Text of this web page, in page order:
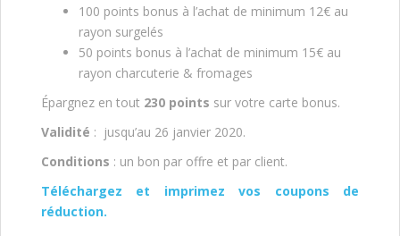
100 points bonus à l’achat de minimum 12€ au
rayon surgelés
50 points bonus à l’achat de minimum 15€ au
rayon charcuterie & fromages
Épargnez en tout 230 points sur votre carte bonus.
Validité : jusqu’au 26 janvier 2020.
Conditions : un bon par offre et par client.
Téléchargez et imprimez vos coupons de
réduction.